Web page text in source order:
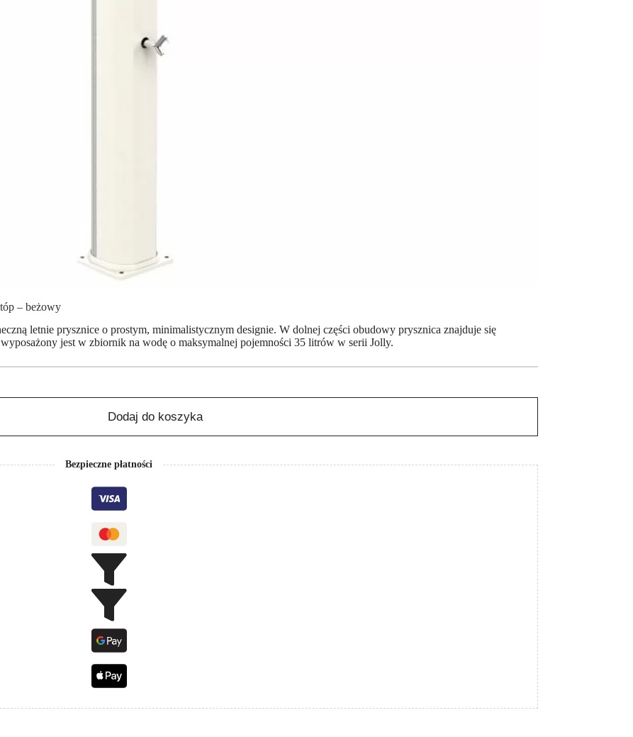
– beżowy
letnie prysznice o prostym, minimalistycznym designie. W dolnej części obudowy prysznica znajduje się
jest w zbiornik na wodę o maksymalnej pojemności 35 litrów w serii Jolly.
Dodaj do koszyka
Bezpieczne płatności